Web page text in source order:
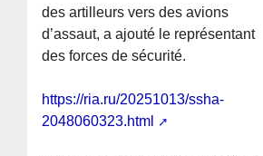
des artilleurs vers des avions
d’assaut, a ajouté le représentant
des forces de sécurité.
https://ria.ru/20251013/ssha-
2048060323.html